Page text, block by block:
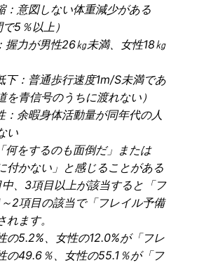
：意図しない体重減少がある
5％以上）
握力が男性26㎏未満、女性18㎏
下：普通歩行速度1m/S未満であ
を青信号のうちに渡れない）
余暇身体活動量が同年代の人
い
何をするのも面倒だ」または
付かない」と感じることがある
、3項目以上が該当すると「フ
2項目の該当で「フレイル予備
ます。
の5.2%、女性の12.0%が「フレ
の49.6％、女性の55.1％が「フ